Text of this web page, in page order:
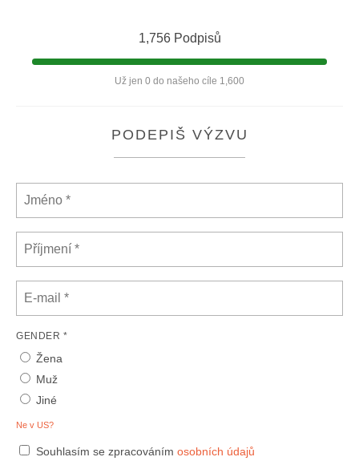
1,756 Podpisů
Už jen 0 do našeho cíle 1,600
PODEPIŠ VÝZVU
GENDER *
Žena
Muž
Jiné
Ne v US?
Souhlasím se zpracováním osobních údajů